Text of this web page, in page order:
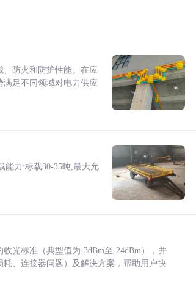
防火和防护性能。在应
足不同领域对电力供应
能力:标载30-35吨,最大允
光标准（典型值为-3dBm至-24dBm），并
、连接器问题）及解决方案，帮助用户快